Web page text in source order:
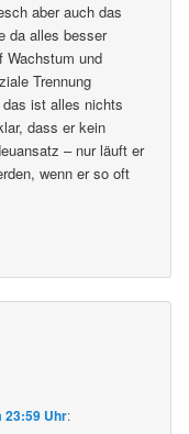
aber auch das
da alles besser
Wachstum und
Trennung
ist alles nichts
dass er kein
– nur läuft er
wenn er so oft
23:59 Uhr: